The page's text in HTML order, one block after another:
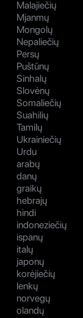
Malajiečių
Mjanmų
Mongolų
Nepaliečių
Persų
Puštūnų
Sinhalų
Slovėnų
Somaliečių
Suahilių
Tamilų
Ukrainiečių
Urdu
arabų
danų
graikų
hebrajų
hindi
indoneziečių
ispanų
italų
japonų
korėjiečių
lenkų
norvegų
olandų